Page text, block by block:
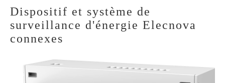
Dispositif et système de
surveillance d'énergie Elecnova
connexes